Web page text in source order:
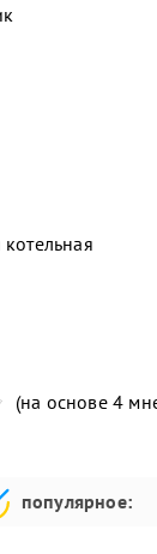
(на основе 4
популярное: